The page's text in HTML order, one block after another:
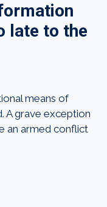
late to the
means of
A grave exception
an armed conflict